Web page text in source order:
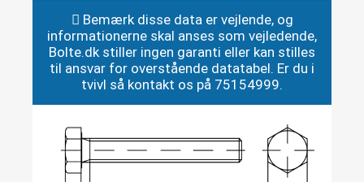
Bemærk disse data er vejlende, og
informationerne skal anses som vejledende,
Bolte.dk stiller ingen garanti eller kan stilles
til ansvar for overstående datatabel. Er du i
tvivl så kontakt os på 75154999.